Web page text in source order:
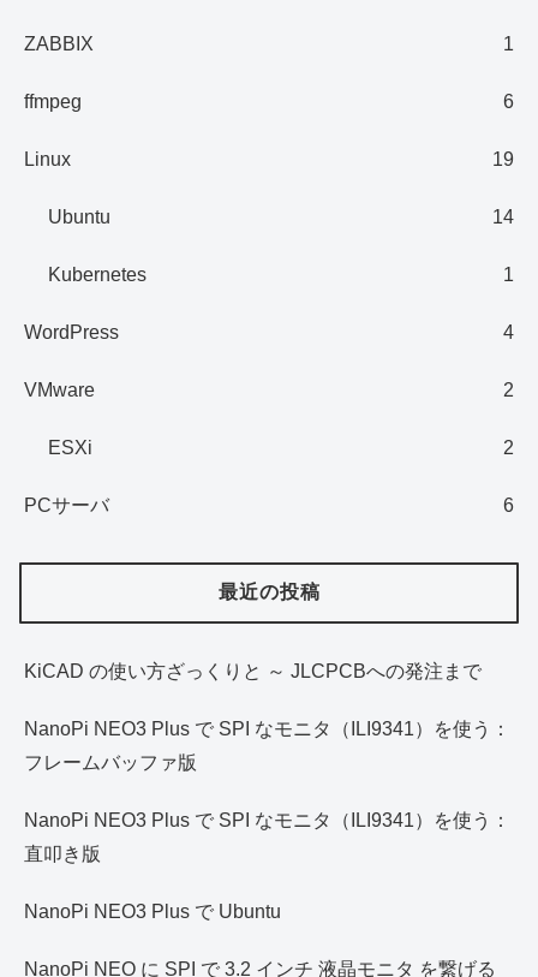
ZABBIX 1
ffmpeg 6
Linux 19
Ubuntu 14
Kubernetes 1
WordPress 4
VMware 2
ESXi 2
PCサーバ 6
最近の投稿
KiCAD の使い方ざっくりと ～ JLCPCBへの発注まで
NanoPi NEO3 Plus で SPI なモニタ（ILI9341）を使う：
フレームバッファ版
NanoPi NEO3 Plus で SPI なモニタ（ILI9341）を使う：
直叩き版
NanoPi NEO3 Plus で Ubuntu
NanoPi NEO に SPI で 3.2 インチ 液晶モニタ を繋げる